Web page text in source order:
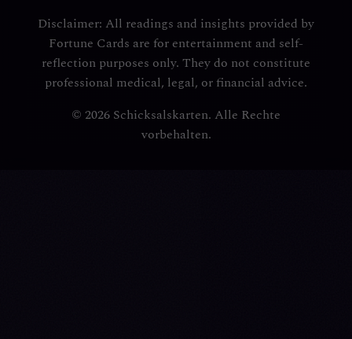
Disclaimer: All readings and insights provided by
Fortune Cards are for entertainment and self-
reflection purposes only. They do not constitute
professional medical, legal, or financial advice.
© 2026 Schicksalskarten. Alle Rechte
vorbehalten.